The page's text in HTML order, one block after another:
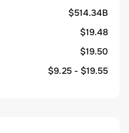
$514.34B
$19.48
$19.50
$9.25 - $19.55